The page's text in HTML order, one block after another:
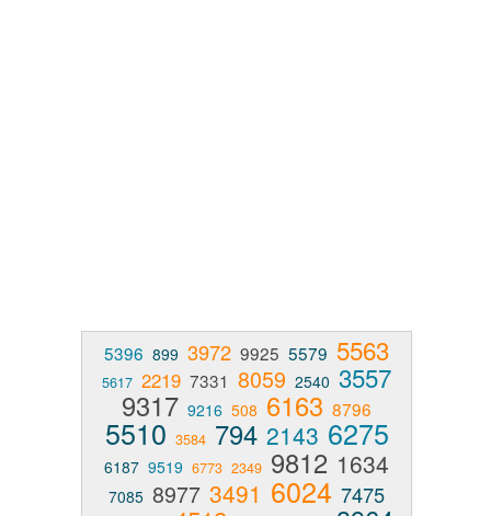
5396 899 3972 9925 5579 5563
5617 2219 7331 8059 2540 3557
9317 9216 508 6163 8796
5510 3584 794 2143 6275
6187 9519 6773 2349 9812 1634
7085 8977 3491 6024 7475